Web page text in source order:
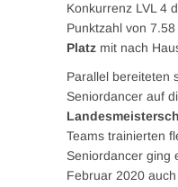
Konkurrenz LVL 4
Punktzahl von 7.58
Platz mit nach
Parallel bereiteten
Seniordancer auf
Teams trainierten
Seniordancer ging
Februar 2020